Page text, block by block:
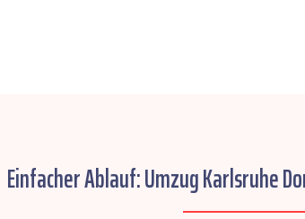
Einfacher Ablauf: Umzug Karlsruhe